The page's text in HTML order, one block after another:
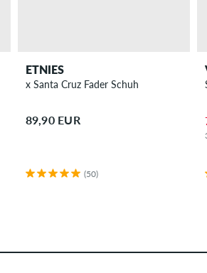
ETNIES
x Santa Cruz Fader Schuh
89,90 EUR
(50)